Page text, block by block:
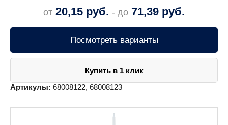
от 20,15 руб. - до 71,39 руб.
Посмотреть варианты
Купить в 1 клик
Артикулы: 68008122, 68008123